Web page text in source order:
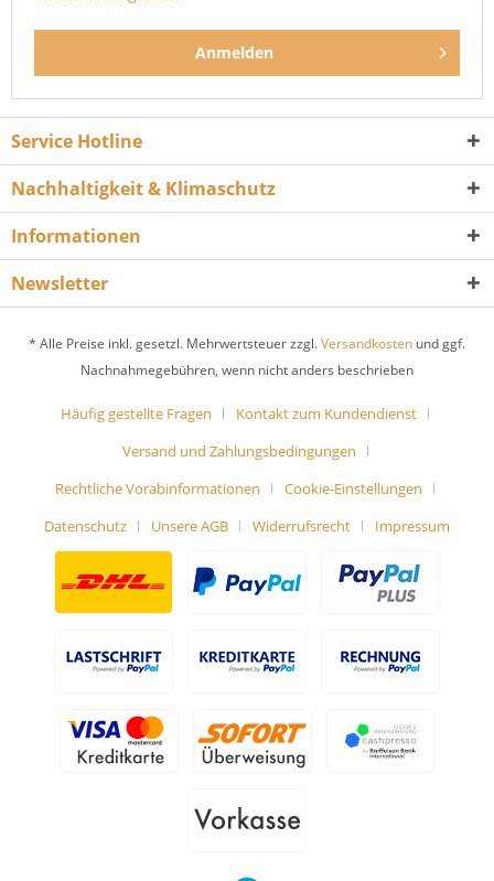
Anmelden
Service Hotline
Nachhaltigkeit & Klimaschutz
Informationen
Newsletter
* Alle Preise inkl. gesetzl. Mehrwertsteuer zzgl.Versandkosten und ggf.
Nachnahmegebühren, wenn nicht anders beschrieben
Häufig gestellte Fragen
Kontakt zum Kundendienst
Versand und Zahlungsbedingungen
Rechtliche Vorabinformationen
Cookie-Einstellungen
Datenschutz
Unsere AGB Widerrufsrecht Impressum